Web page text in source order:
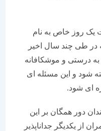
خاص به نام
چند سال اخیر
و موشکافانه
و این مسئله ای
همگان بر این
جداناپذیر